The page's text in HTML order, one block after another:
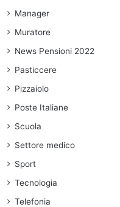
Manager
Muratore
News Pensioni 2022
Pasticcere
Pizzaiolo
Poste Italiane
Scuola
Settore medico
Sport
Tecnologia
Telefonia